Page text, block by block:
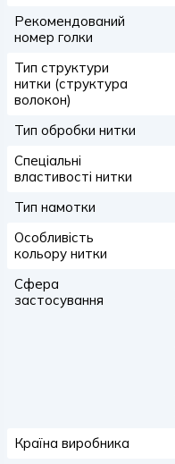
Рекомендований
номер голки
Тип структури
нитки (структура
волокон)
Тип обробки нитки
Спеціальні
властивості нитки
Тип намотки
Особливість
кольору нитки
Сфера
застосування
Країна виробника